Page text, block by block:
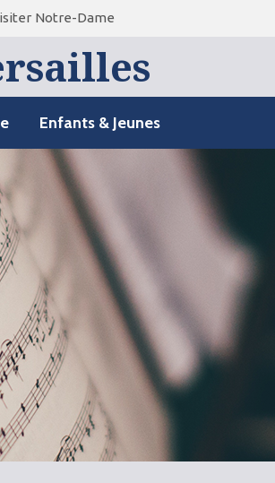
Notre-Dame
Enfants & Jeunes